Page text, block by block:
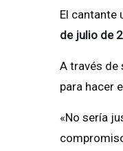
El cantante
de julio de
A través de
para hacer
«No sería